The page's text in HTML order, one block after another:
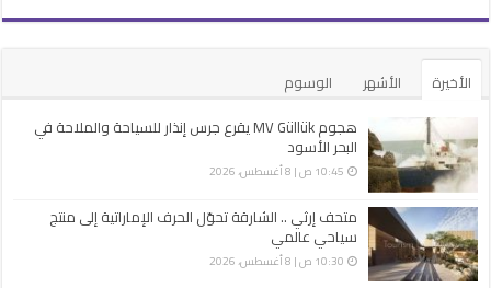
الأخيرة الأشهر
الوسوم
هجوم MV Güllük يقرع جرس إنذار للسياحة والملاحة في
البحر الأسود
10:45 ص | 8 أغسطس، 2026
متحف إرثي .. الشارقة تحوّل الحرف الإماراتية إلى منتج
سياحي عالمي
10:30 ص | 8 أغسطس، 2026